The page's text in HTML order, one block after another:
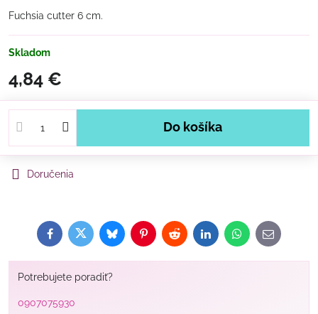
Fuchsia cutter 6 cm.
Skladom
4,84 €
Do košíka
Doručenia
FacebookTwitterBlueskyPinterestRedditLinkedInWhatsApp
E-
mail
Potrebujete poradiť?
0907075930